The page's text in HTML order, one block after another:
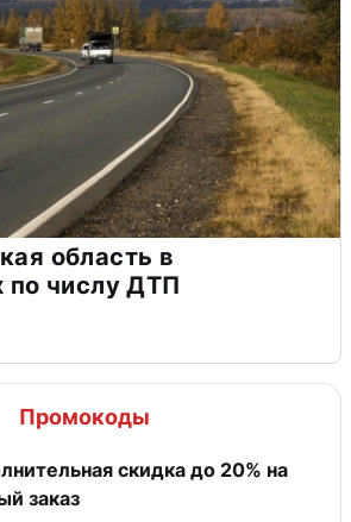
область в
по числу ДТП
Промокоды
скидка до 20% на
заказ